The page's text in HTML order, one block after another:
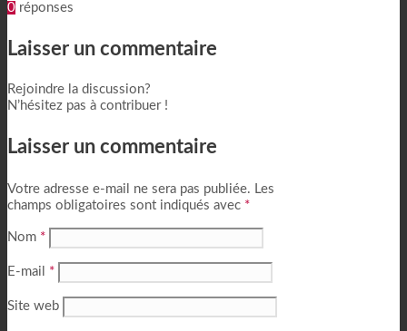
0 réponses
Laisser un commentaire
Rejoindre la discussion?
N’hésitez pas à contribuer !
Laisser un commentaire
Votre adresse e-mail ne sera pas publiée. Les
champs obligatoires sont indiqués avec *
Nom *
E-mail *
Site web